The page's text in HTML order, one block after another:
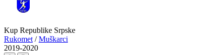
Kup Republike Srpske
Rukomet /Muškarci
2019-2020